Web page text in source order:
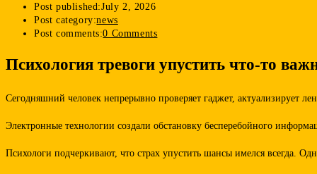
Post published:July 2, 2026
Post category:news
Post comments:0 Comments
Психология тревоги упустить что-то
Сегодняшний человек непрерывно проверяет гаджет, актуализирует
Электронные технологии создали обстановку бесперебойного
Психологи подчеркивают, что страх упустить шансы имелся всегда.